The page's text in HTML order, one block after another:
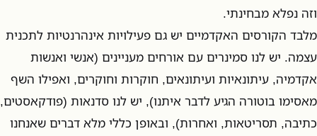
וזה נפלא מבחינתי.
מלבד הקורסים האקדמיים יש גם פעילויות אינהרנטיות לתכנית
עצמה. יש לנו סמינרים עם אורחים מעניינים (אנשי ואנשות
אקדמיה, עיתונאיות ועיתונאים, חוקרות וחוקרים, ואפילו השף
מאסימו בוטורה הגיע לדבר איתנו), יש לנו סדנאות (פודקאסטים,
כתיבה, תסריטאות, ואחרות), ובאופן כללי מלא דברים שאנחנו